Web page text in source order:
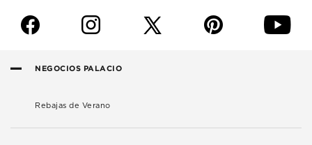
f i p y
NEGOCIOS PALACIO
Rebajas de Verano